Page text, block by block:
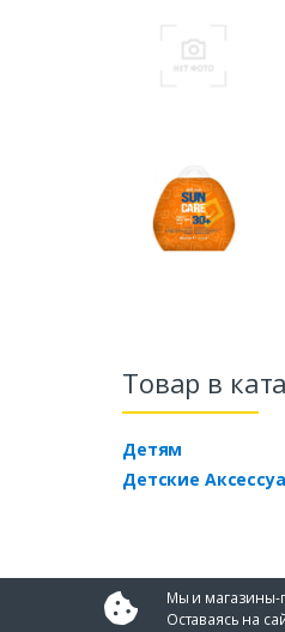
Товар в
Детям
Детские
Мы и магазины-
Оставаясь на